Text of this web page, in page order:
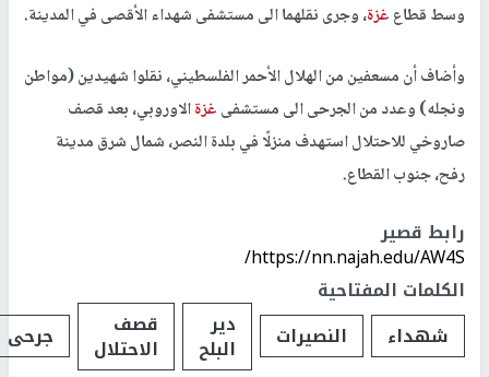
وسط قطاعغزة، وجرى نقلهما الى مستشفى شهداء الأقصى في المدينة.
وأضاف أن مسعفين من الهلال الأحمر الفلسطيني، نقلوا شهيدين (مواطن
ونجله) وعدد من الجرحى الى مستشفىغزةالاوروبي، بعد قصف
صاروخي للاحتلال استهدف منزلًا في بلدة النصر، شمال شرق مدينة
رفح، جنوب القطاع.
رابط قصير
https://nn.najah.edu/AW4S/
الكلمات المفتاحية
شهداء
النصيرات دير
البلح
قصف
الاحتلال جرحى